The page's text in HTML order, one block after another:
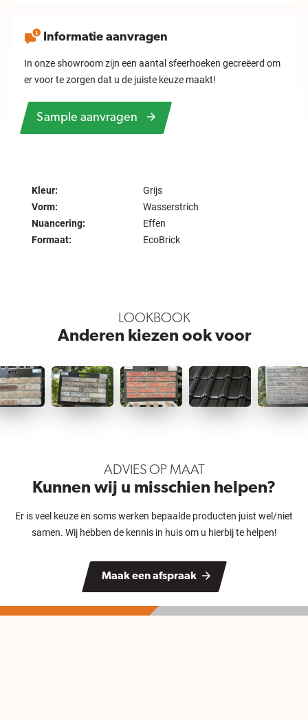
Informatie aanvragen
In onze showroom zijn een aantal sfeerhoeken gecreëerd om
er voor te zorgen dat u de juiste keuze maakt!
Sample aanvragen
Kleur:
Grijs
Vorm:
Wasserstrich
Nuancering:
Effen
Formaat:
EcoBrick
LOOKBOOK
Anderen kiezen ook voor
ADVIES OP MAAT
Kunnen wij u misschien helpen?
Er is veel keuze en soms werken bepaalde producten juist wel/niet
samen. Wij hebben de kennis in huis om u hierbij te helpen!
Maak een afspraak